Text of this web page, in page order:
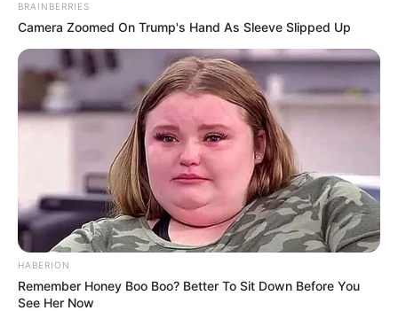
BRAINBERRIES
Camera Zoomed On Trump's Hand As Sleeve Slipped Up
HABERION
Remember Honey Boo Boo? Better To Sit Down Before You
See Her Now